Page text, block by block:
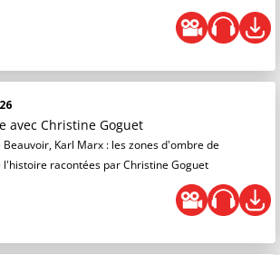
avec Christine Goguet
Beauvoir, Karl Marx : les zones d'ombre de
racontées par Christine Goguet